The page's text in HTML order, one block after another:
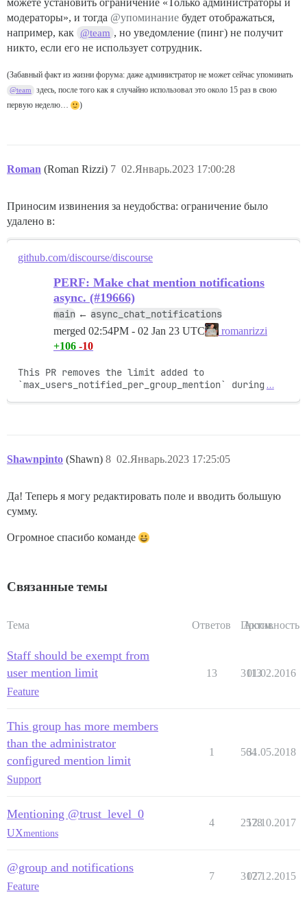
можете установить ограничение «Только администраторы и
модераторы», и тогда @упоминание будет отображаться,
например, как @team , но уведомление (пинг) не получит
никто, если его не использует сотрудник.
(Забавный факт из жизни форума: даже администратор не может сейчас упоминать
@team
здесь, после того как я случайно использовал это около 15 раз в свою
первую неделю…
)
Roman (Roman Rizzi) 02.Январь.2023 17:00:28
7
Приносим извинения за неудобства: ограничение было
удалено в:
github.com/discourse/discourse
PERF: Make chat mention notifications
async. (#19666)
main ← async_chat_notifications
merged 02:54PM - 02 Jan 23 UTC
romanrizzi
+106 -10
This PR removes the limit added to
`max_users_notified_per_group_mention` during …
Shawnpinto (Shawn) 02.Январь.2023 17:25:05
8
Да! Теперь я могу редактировать поле и вводить большую
сумму.
Огромное спасибо команде
Связанные темы
Тема Ответов Просм.
Активность
Staff should be exempt from
user mention limit
Feature
13 3113
01.02.2016
This group has more members
than the administrator
configured mention limit
Support
1 564
31.05.2018
Mentioning @trust_level_0
UXmentions
4 2578
12.10.2017
@group and notifications
Feature
7 3177
02.12.2015